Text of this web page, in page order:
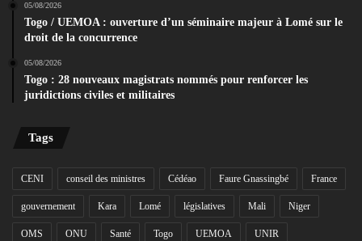
05/08/2026
Togo / UEMOA : ouverture d’un séminaire majeur à Lomé sur le
droit de la concurrence
05/08/2026
Togo : 28 nouveaux magistrats nommés pour renforcer les
juridictions civiles et militaires
Tags
CENI conseil des ministres Cédéao Faure Gnassingbé France
gouvernement Kara Lomé législatives Mali Niger
OMS ONU Santé Togo UEMOA UNIR